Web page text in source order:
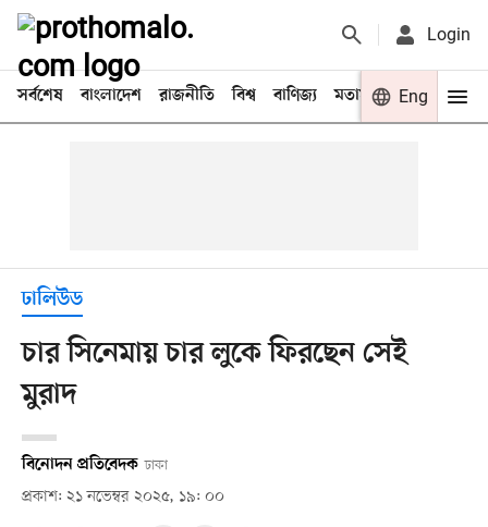
Login
সর্বশেষ বাংলাদেশ রাজনীতি বিশ্ব বাণিজ্য মতামত খেলা
Eng
ঢালিউড
চার সিনেমায় চার লুকে ফিরছেন সেই
মুরাদ
বিনোদন প্রতিবেদক ঢাকা
প্রকাশ: ২১ নভেম্বর ২০২৫, ১৯: ০০